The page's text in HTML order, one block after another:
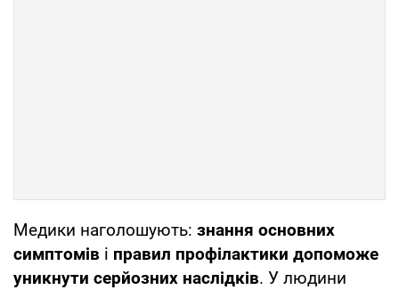
Медики наголошують: знання основних
симптомів і правил профілактики допоможе
уникнути серйозних наслідків. У людини